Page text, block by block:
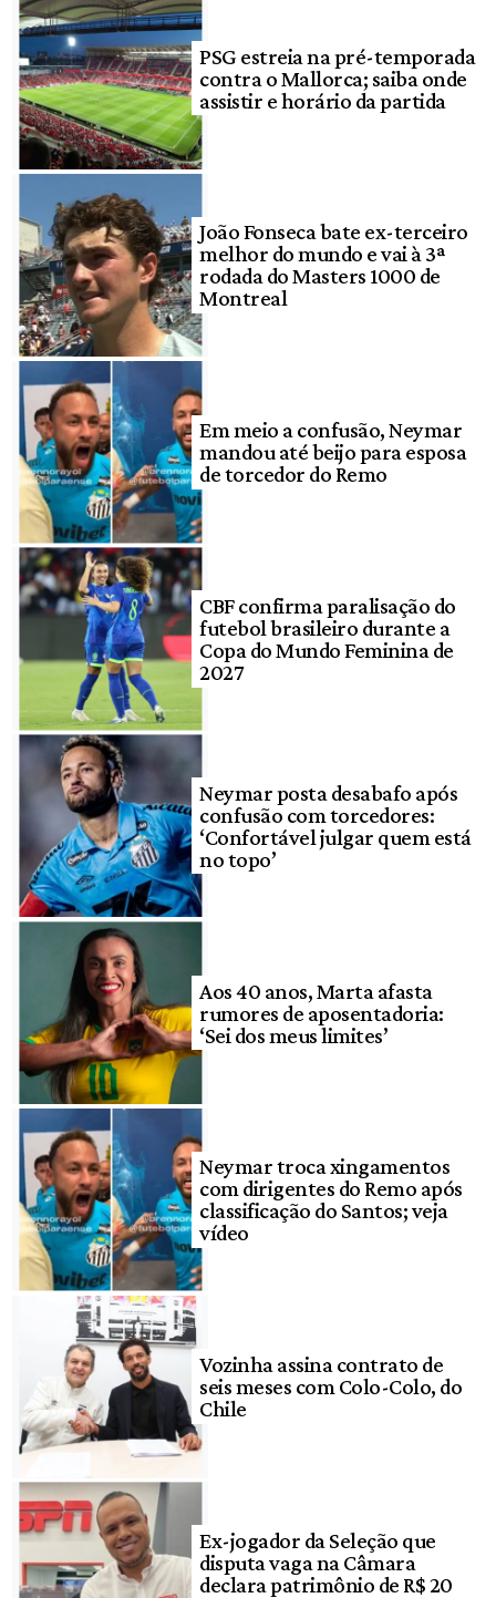
PSG estreia na pré-temporada
contra o Mallorca; saiba onde
assistir e horário da partida
João Fonseca bate ex-terceiro
melhor do mundo e vai à 3ª
rodada do Masters 1000 de
Montreal
Em meio a confusão, Neymar
mandou até beijo para esposa
de torcedor do Remo
CBF confirma paralisação do
futebol brasileiro durante a
Copa do Mundo Feminina de
2027
Neymar posta desabafo após
confusão com torcedores:
‘Confortável julgar quem está
no topo’
Aos 40 anos, Marta afasta
rumores de aposentadoria:
‘Sei dos meus limites’
Neymar troca xingamentos
com dirigentes do Remo após
classificação do Santos; veja
vídeo
Vozinha assina contrato de
seis meses com Colo-Colo, do
Chile
Ex-jogador da Seleção que
disputa vaga na Câmara
declara patrimônio de R$ 20